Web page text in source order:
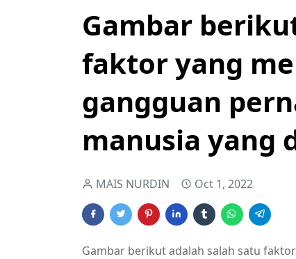
Gambar
faktor yang
gangguan
manusia yang
MAIS NURDIN Oct 1, 2022
Gambar berikut adalah salah satu